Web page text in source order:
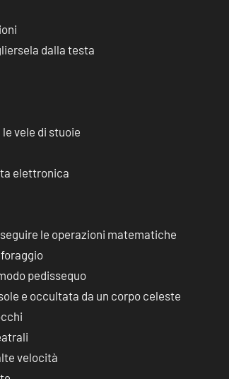
dalla testa
vele di stuoie
elettronica
le operazioni matematiche
pedissequo
e occultata da un corpo celeste
velocità